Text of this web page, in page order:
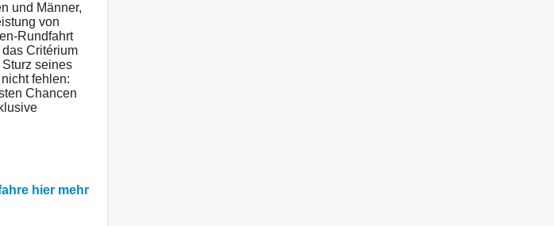
und Männer,
von
Rundfahrt
Critérium
seines
fehlen:
Chancen
hier mehr